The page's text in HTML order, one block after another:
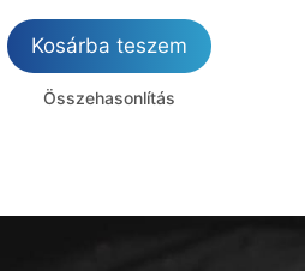
Kosárba teszem
Összehasonlítás